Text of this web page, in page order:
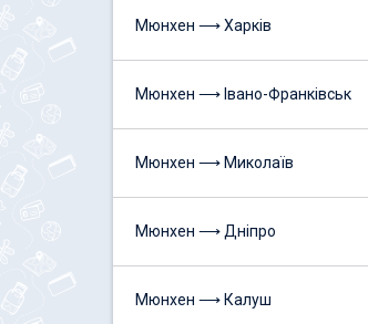
Мюнхен ⟶ Харків
Мюнхен ⟶ Івано-Франківськ
Мюнхен ⟶ Миколаїв
Мюнхен ⟶ Дніпро
Мюнхен ⟶ Калуш